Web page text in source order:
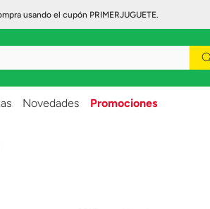
usando el cupón PRIMERJUGUETE.
Novedades Promociones